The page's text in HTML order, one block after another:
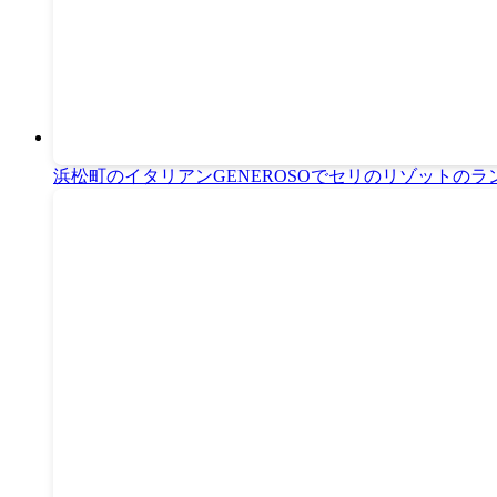
浜松町のイタリアンGENEROSOでセリのリゾットのラ